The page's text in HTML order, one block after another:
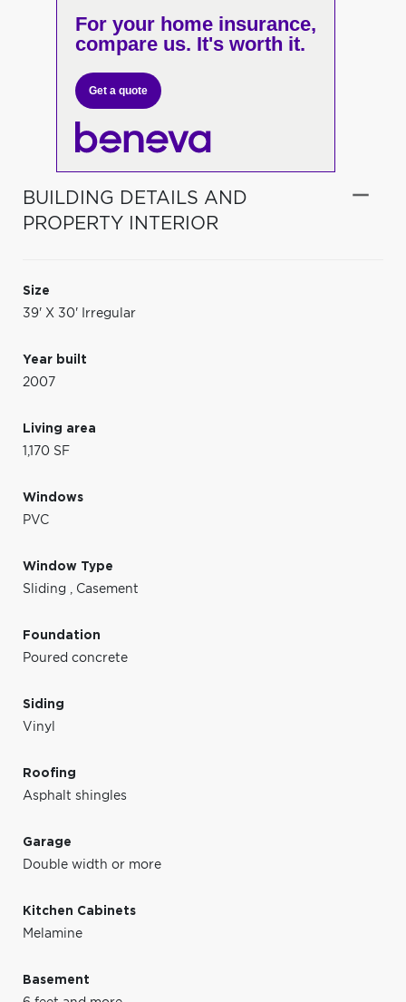
For your home insurance,
compare us. It's worth it.
Get a quote
BUILDING DETAILS AND
PROPERTY INTERIOR
Size
39' X 30' Irregular
Year built
2007
Living area
1,170 SF
Windows
PVC
Window Type
Sliding , Casement
Foundation
Poured concrete
Siding
Vinyl
Roofing
Asphalt shingles
Garage
Double width or more
Kitchen Cabinets
Melamine
Basement